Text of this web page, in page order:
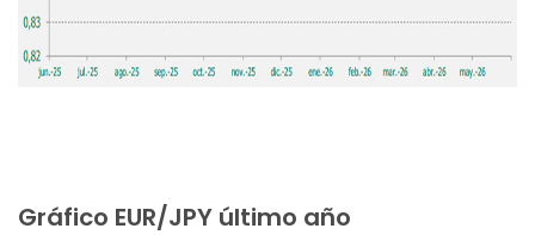
Gráfico EUR/JPY último año